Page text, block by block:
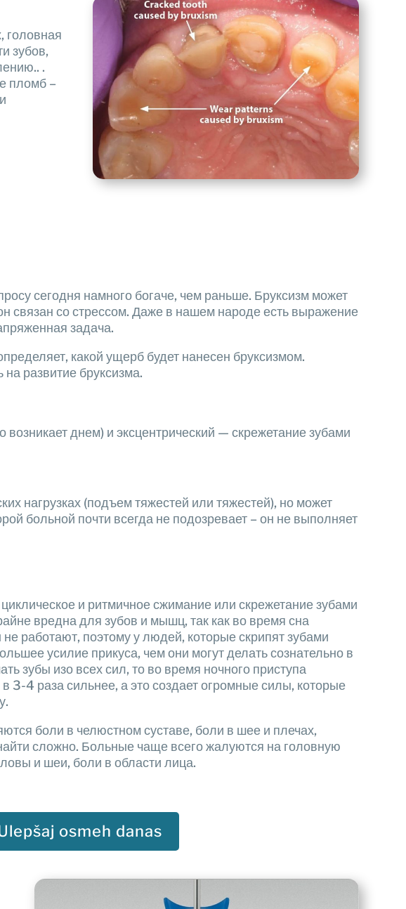
головная
зубов,
.
пломб –
сегодня намного богаче, чем раньше. Бруксизм может
связан со стрессом. Даже в нашем народе есть выражение
задача.
какой ущерб будет нанесен бруксизмом.
развитие бруксизма.
днем) и эксцентрический — скрежетание зубами
нагрузках (подъем тяжестей или тяжестей), но может
больной почти всегда не подозревает – он не выполняет
и ритмичное сжимание или скрежетание зубами
вредна для зубов и мышц, так как во время сна
работают, поэтому у людей, которые скрипят зубами
усилие прикуса, чем они могут делать сознательно в
зубы изо всех сил, то во время ночного приступа
3-4 раза сильнее, а это создает огромные силы, которые
боли в челюстном суставе, боли в шее и плечах,
сложно. Больные чаще всего жалуются на головную
и шеи, боли в области лица.
osmeh danas